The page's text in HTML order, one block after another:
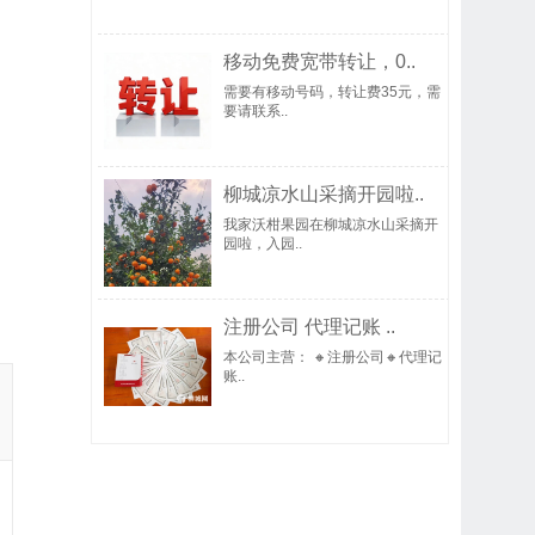
移动免费宽带转让，0..
需要有移动号码，转让费35元，需
要请联系..
柳城凉水山采摘开园啦..
我家沃柑果园在柳城凉水山采摘开
园啦，入园..
注册公司 代理记账 ..
本公司主营： 🔸注册公司🔸代理记
账..